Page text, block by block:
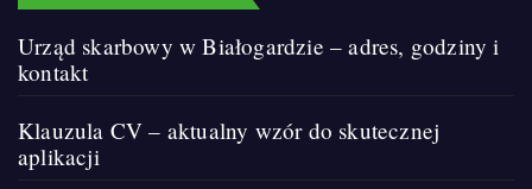
Urząd skarbowy w Białogardzie – adres, godziny i
kontakt
Klauzula CV – aktualny wzór do skutecznej
aplikacji